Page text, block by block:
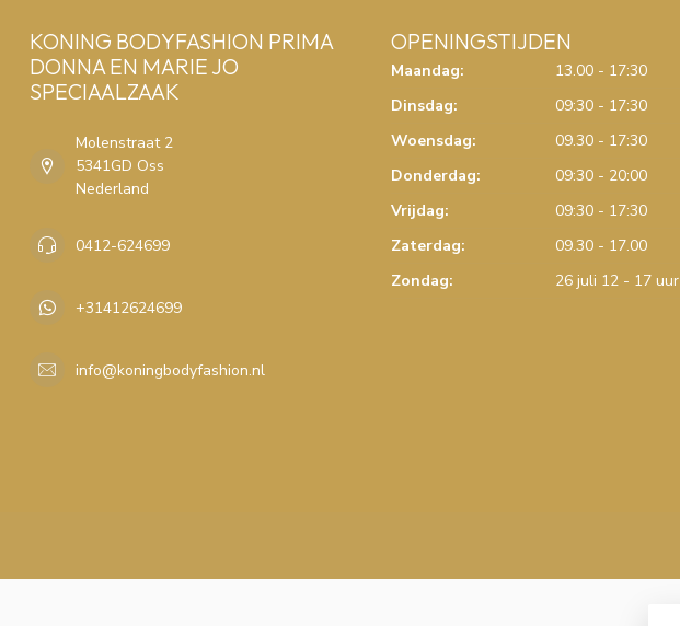
KONING BODYFASHION PRIMA
DONNA EN MARIE JO
SPECIAALZAAK
Molenstraat 2
5341GD Oss
Nederland
0412-624699
+31412624699
info@koningbodyfashion.nl
OPENINGSTIJDEN
Maandag:
13.00 - 17:30
Dinsdag:
09:30 - 17:30
Woensdag:
09.30 - 17:30
Donderdag:
09:30 - 20:00
Vrijdag:
09:30 - 17:30
Zaterdag:
09.30 - 17.00
Zondag:
26 juli 12 - 17 uur